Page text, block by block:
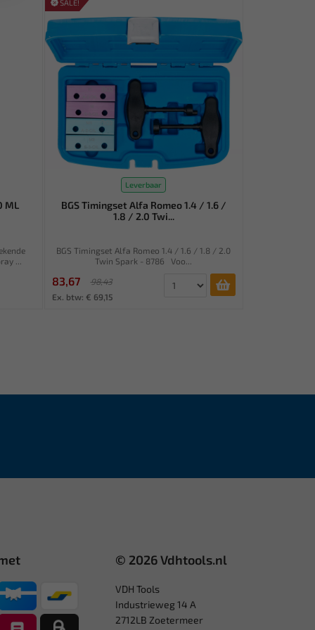
ML
...
SALE!
Leverbaar
BGS Timingset Alfa Romeo 1.4 / 1.6 /
1.8 / 2.0 Twi...
BGS Timingset Alfa Romeo 1.4 / 1.6 / 1.8 / 2.0
Twin Spark - 8786 Voo...
83,67
98,43
Ex. btw: € 69,15
© 2026 Vdhtools.nl
VDH Tools
Industrieweg 14 A
2712LB Zoetermeer